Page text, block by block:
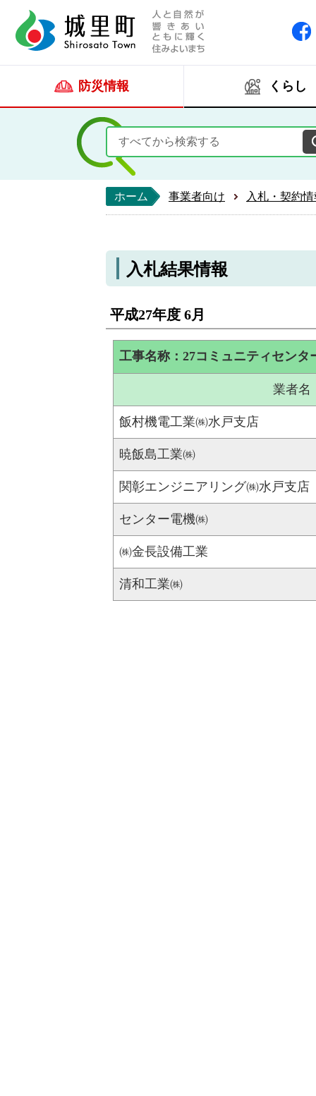
防災情報 くらし
ホーム 事業者向け 入札・契約
入札結果情報
平成27年度 6月
工事名称：27コミュニティセン
業者名
飯村機電工業㈱水戸支店
暁飯島工業㈱
関彰エンジニアリング㈱水戸支店
センター電機㈱
㈱金長設備工業
清和工業㈱